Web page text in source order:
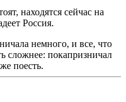
находятся сейчас на
Россия.
немного, и все, что
сложнее: покапризничал
поесть.